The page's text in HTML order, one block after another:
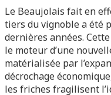
Le Beaujolais fait en
tiers du vignoble a été
dernières années.
le moteur d’une
matérialisée par
décrochage
les friches fragilisent